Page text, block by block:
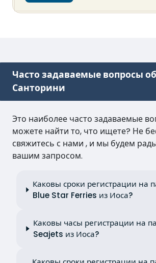
Часто задаваемые вопросы
Санторини
Это наиболее часто задаваемые
можете найти то, что ищете? Не
свяжитесь с нами , и мы будем
вашим запросом.
Каковы сроки регистрации на
Blue Star Ferries из Иоса?
Каковы часы регистрации на
Seajets из Иоса?